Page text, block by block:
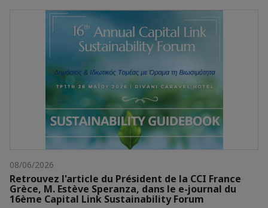
08/06/2026
Retrouvez l'article du Président de la CCI France
Grèce, M. Estève Speranza, dans le e-journal du
16ème Capital Link Sustainability Forum